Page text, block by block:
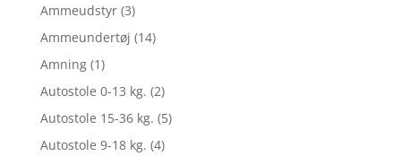
Ammeudstyr (3)
Ammeundertøj (14)
Amning (1)
Autostole 0-13 kg. (2)
Autostole 15-36 kg. (5)
Autostole 9-18 kg. (4)